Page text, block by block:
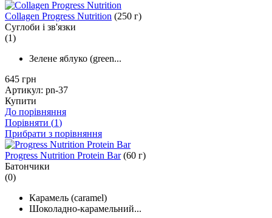
Collagen Progress Nutrition (250 г)
Суглоби і зв'язки
(1)
Зелене яблуко (green...
645 грн
Артикул: pn-37
Купити
До порівняння
Порівняти (1)
Прибрати з порівняння
Progress Nutrition Protein Bar (60 г)
Батончики
(0)
Карамель (caramel)
Шоколадно-карамельний...